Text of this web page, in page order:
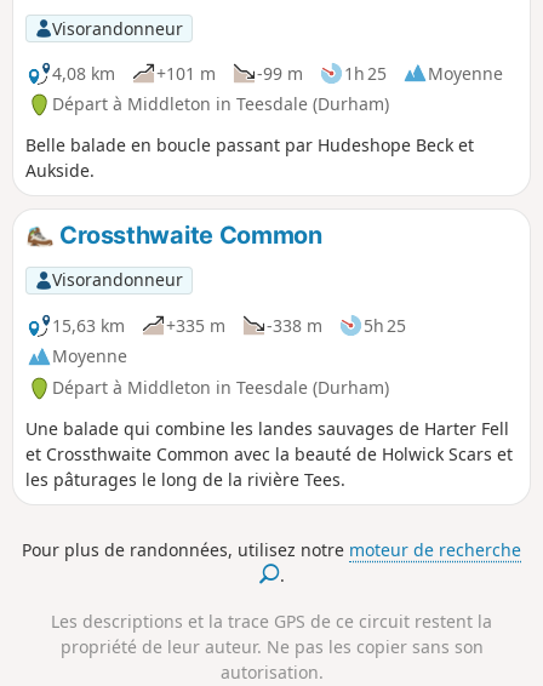
Visorandonneur
4,08 km
+101 m -99 m 1h 25
Moyenne
Départ à Middleton in Teesdale (Durham)
Belle balade en boucle passant par Hudeshope Beck et
Aukside.
Crossthwaite Common
Visorandonneur
15,63 km
+335 m -338 m
5h 25
Moyenne
Départ à Middleton in Teesdale (Durham)
Une balade qui combine les landes sauvages de Harter Fell
et Crossthwaite Common avec la beauté de Holwick Scars et
les pâturages le long de la rivière Tees.
Pour plus de randonnées, utilisez notre moteur de recherche
.
Les descriptions et la trace GPS de ce circuit restent la
propriété de leur auteur. Ne pas les copier sans son
autorisation.